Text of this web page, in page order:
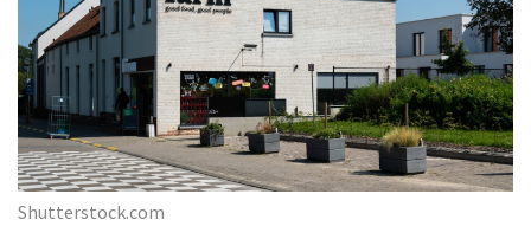
Shutterstock.com